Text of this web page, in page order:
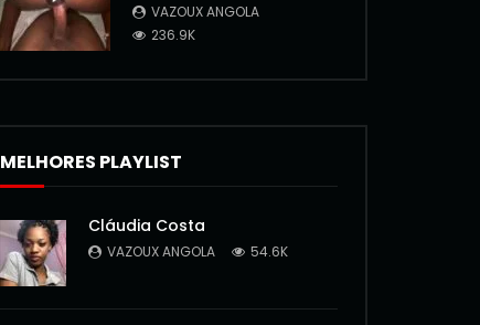
VAZOUX ANGOLA
236.9K
MELHORES PLAYLIST
Cláudia Costa
VAZOUX ANGOLA 54.6K